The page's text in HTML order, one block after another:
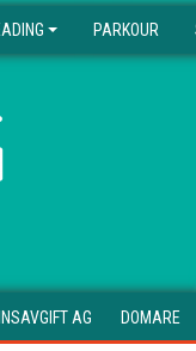
PARKOUR
AG DOMARE